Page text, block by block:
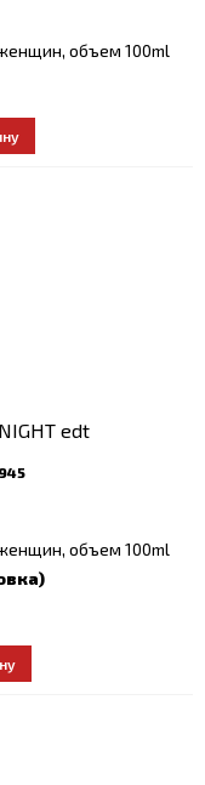
объем 100ml
edt
объем 100ml